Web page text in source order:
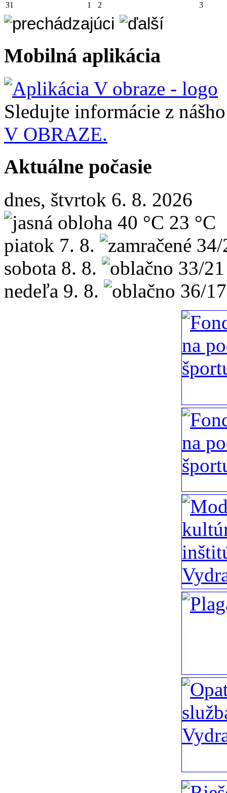
31
1 2 3
Mobilná aplikácia
Sledujte informácie z
V OBRAZE.
Aktuálne počasie
dnes, štvrtok 6. 8. 2026
40 °C 23 °C
piatok 7. 8.
34/
sobota 8. 8.
33/
nedeľa 9. 8. 36/